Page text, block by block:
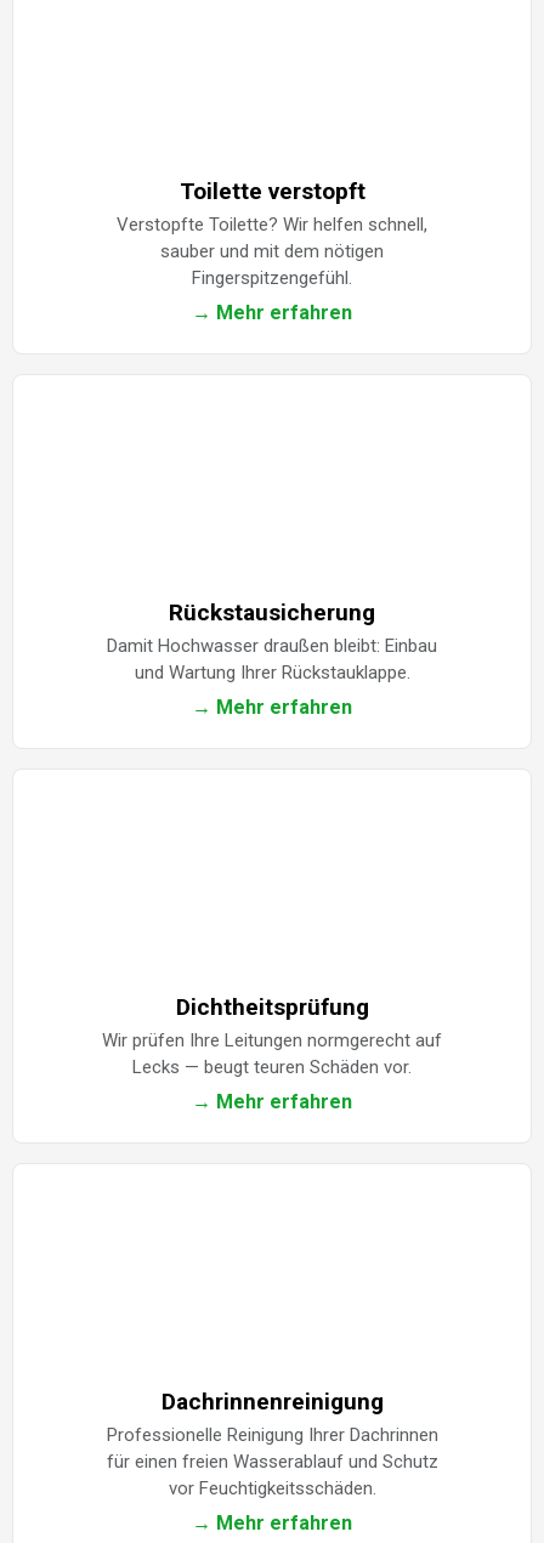
Toilette verstopft
Verstopfte Toilette? Wir helfen schnell,
sauber und mit dem nötigen
Fingerspitzengefühl.
→ Mehr erfahren
Rückstausicherung
Damit Hochwasser draußen bleibt: Einbau
und Wartung Ihrer Rückstauklappe.
→ Mehr erfahren
Dichtheitsprüfung
Wir prüfen Ihre Leitungen normgerecht auf
Lecks — beugt teuren Schäden vor.
→ Mehr erfahren
Dachrinnenreinigung
Professionelle Reinigung Ihrer Dachrinnen
für einen freien Wasserablauf und Schutz
vor Feuchtigkeitsschäden.
→ Mehr erfahren